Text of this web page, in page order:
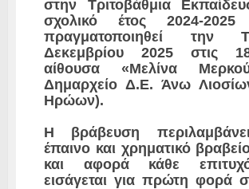
στην Τριτοβάθμια
σχολικό έτος 2024-
πραγματοποιηθεί την
Δεκεμβρίου 2025 στις
αίθουσα «Μελίνα
Δημαρχείο Δ.Ε. Άνω
Ηρώων).
Η βράβευση περιλαμβάνει
έπαινο και χρηματικό
και αφορά κάθε
εισάγεται για πρώτη φορά